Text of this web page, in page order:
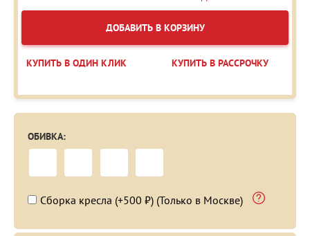
ДОБАВИТЬ В КОРЗИНУ
КУПИТЬ В ОДИН КЛИК КУПИТЬ В РАССРОЧКУ
ОБИВКА:
Сборка кресла (+500 ₽) (Только в Москве)